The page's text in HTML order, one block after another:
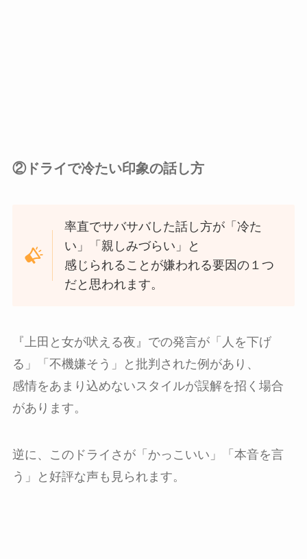
②ドライで冷たい印象の話し方
率直でサバサバした話し方が「冷た
い」「親しみづらい」と
感じられることが嫌われる要因の１つ
だと思われます。
『上田と女が吠える夜』での発言が「人を下げ
る」「不機嫌そう」と批判された例があり、
感情をあまり込めないスタイルが誤解を招く場合
があります。
逆に、このドライさが「かっこいい」「本音を言
う」と好評な声も見られます。